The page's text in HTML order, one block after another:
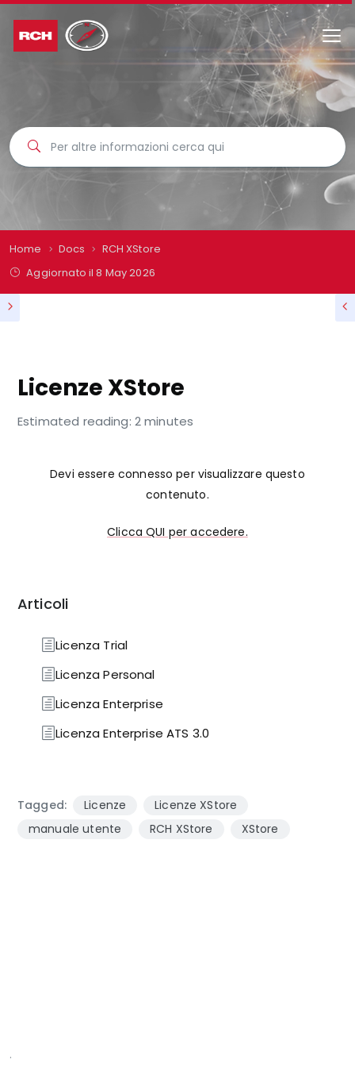
Home Docs
RCH XStore
Aggiornato il8 May 2026
Licenze XStore
Estimated reading: 2 minutes
Devi essere connesso per visualizzare questo
contenuto.
Clicca QUI per accedere.
Articoli
Licenza Trial
Licenza Personal
Licenza Enterprise
Licenza Enterprise ATS 3.0
Tagged: Licenze
Licenze XStore
manuale utente
RCH XStore XStore
.